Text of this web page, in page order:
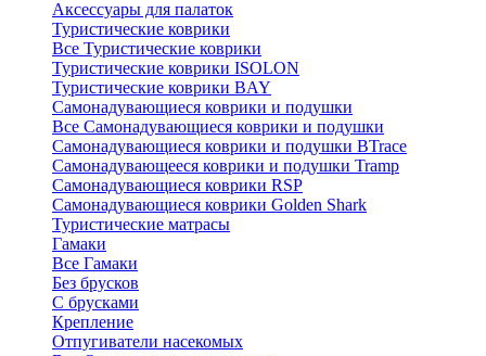
Аксессуары для палаток
Туристические коврики
Все Туристические коврики
Туристические коврики ISOLON
Туристические коврики BAY
Самонадувающиеся коврики и подушки
Все Самонадувающиеся коврики и подушки
Самонадувающиеся коврики и подушки BTrace
Самонадувающееся коврики и подушки Tramp
Самонадувающиеся коврики RSP
Самонадувающиеся коврики Golden Shark
Туристические матрасы
Гамаки
Все Гамаки
Без брусков
С брусками
Крепление
Отпугиватели насекомых